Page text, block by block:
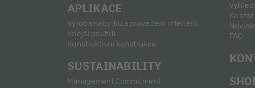
APLIKACE
Výroba nábytku a provedení interiérů
Vnější použití
Konstruktivní konstrukce
SUSTAINABILITY
Management Commitment
Ka
FAQ